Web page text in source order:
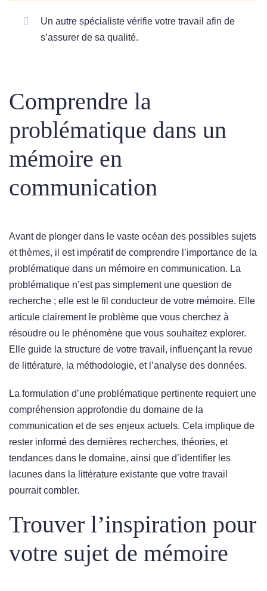
Un autre spécialiste vérifie votre travail afin de
s’assurer de sa qualité.
Comprendre la
problématique dans un
mémoire en
communication
Avant de plonger dans le vaste océan des possibles sujets
et thèmes, il est impératif de comprendre l’importance de la
problématique dans un mémoire en communication. La
problématique n’est pas simplement une question de
recherche ; elle est le fil conducteur de votre mémoire. Elle
articule clairement le problème que vous cherchez à
résoudre ou le phénomène que vous souhaitez explorer.
Elle guide la structure de votre travail, influençant la revue
de littérature, la méthodologie, et l’analyse des données.
La formulation d’une problématique pertinente requiert une
compréhension approfondie du domaine de la
communication et de ses enjeux actuels. Cela implique de
rester informé des dernières recherches, théories, et
tendances dans le domaine, ainsi que d’identifier les
lacunes dans la littérature existante que votre travail
pourrait combler.
Trouver l’inspiration pour
votre sujet de mémoire